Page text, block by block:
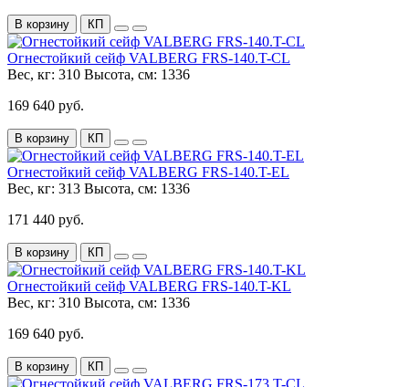
В корзину КП
Огнестойкий сейф VALBERG FRS-140.T-CL
Вес, кг: 310 Высота, см: 1336
169 640 руб.
В корзину КП
Огнестойкий сейф VALBERG FRS-140.T-EL
Вес, кг: 313 Высота, см: 1336
171 440 руб.
В корзину КП
Огнестойкий сейф VALBERG FRS-140.T-KL
Вес, кг: 310 Высота, см: 1336
169 640 руб.
В корзину КП